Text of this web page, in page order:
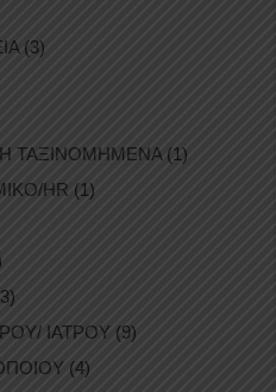
(3)
ΤΑΞΙΝΟΜΗΜΕΝΑ (1)
HR (1)
ΙΑΤΡΟΥ (9)
(4)